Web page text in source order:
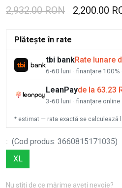
2,932.00 RON 2,200.00
Plătește în rate
tbi bankRate lunare
6-60 luni · finanțare 100%
LeanPayde la 63.23
3-60 luni · finanțare online
* estimat — rata exactă se calculează
: (Cod produs: 3660815171035)
XL
Nu știți de ce mărime aveți nevoie?